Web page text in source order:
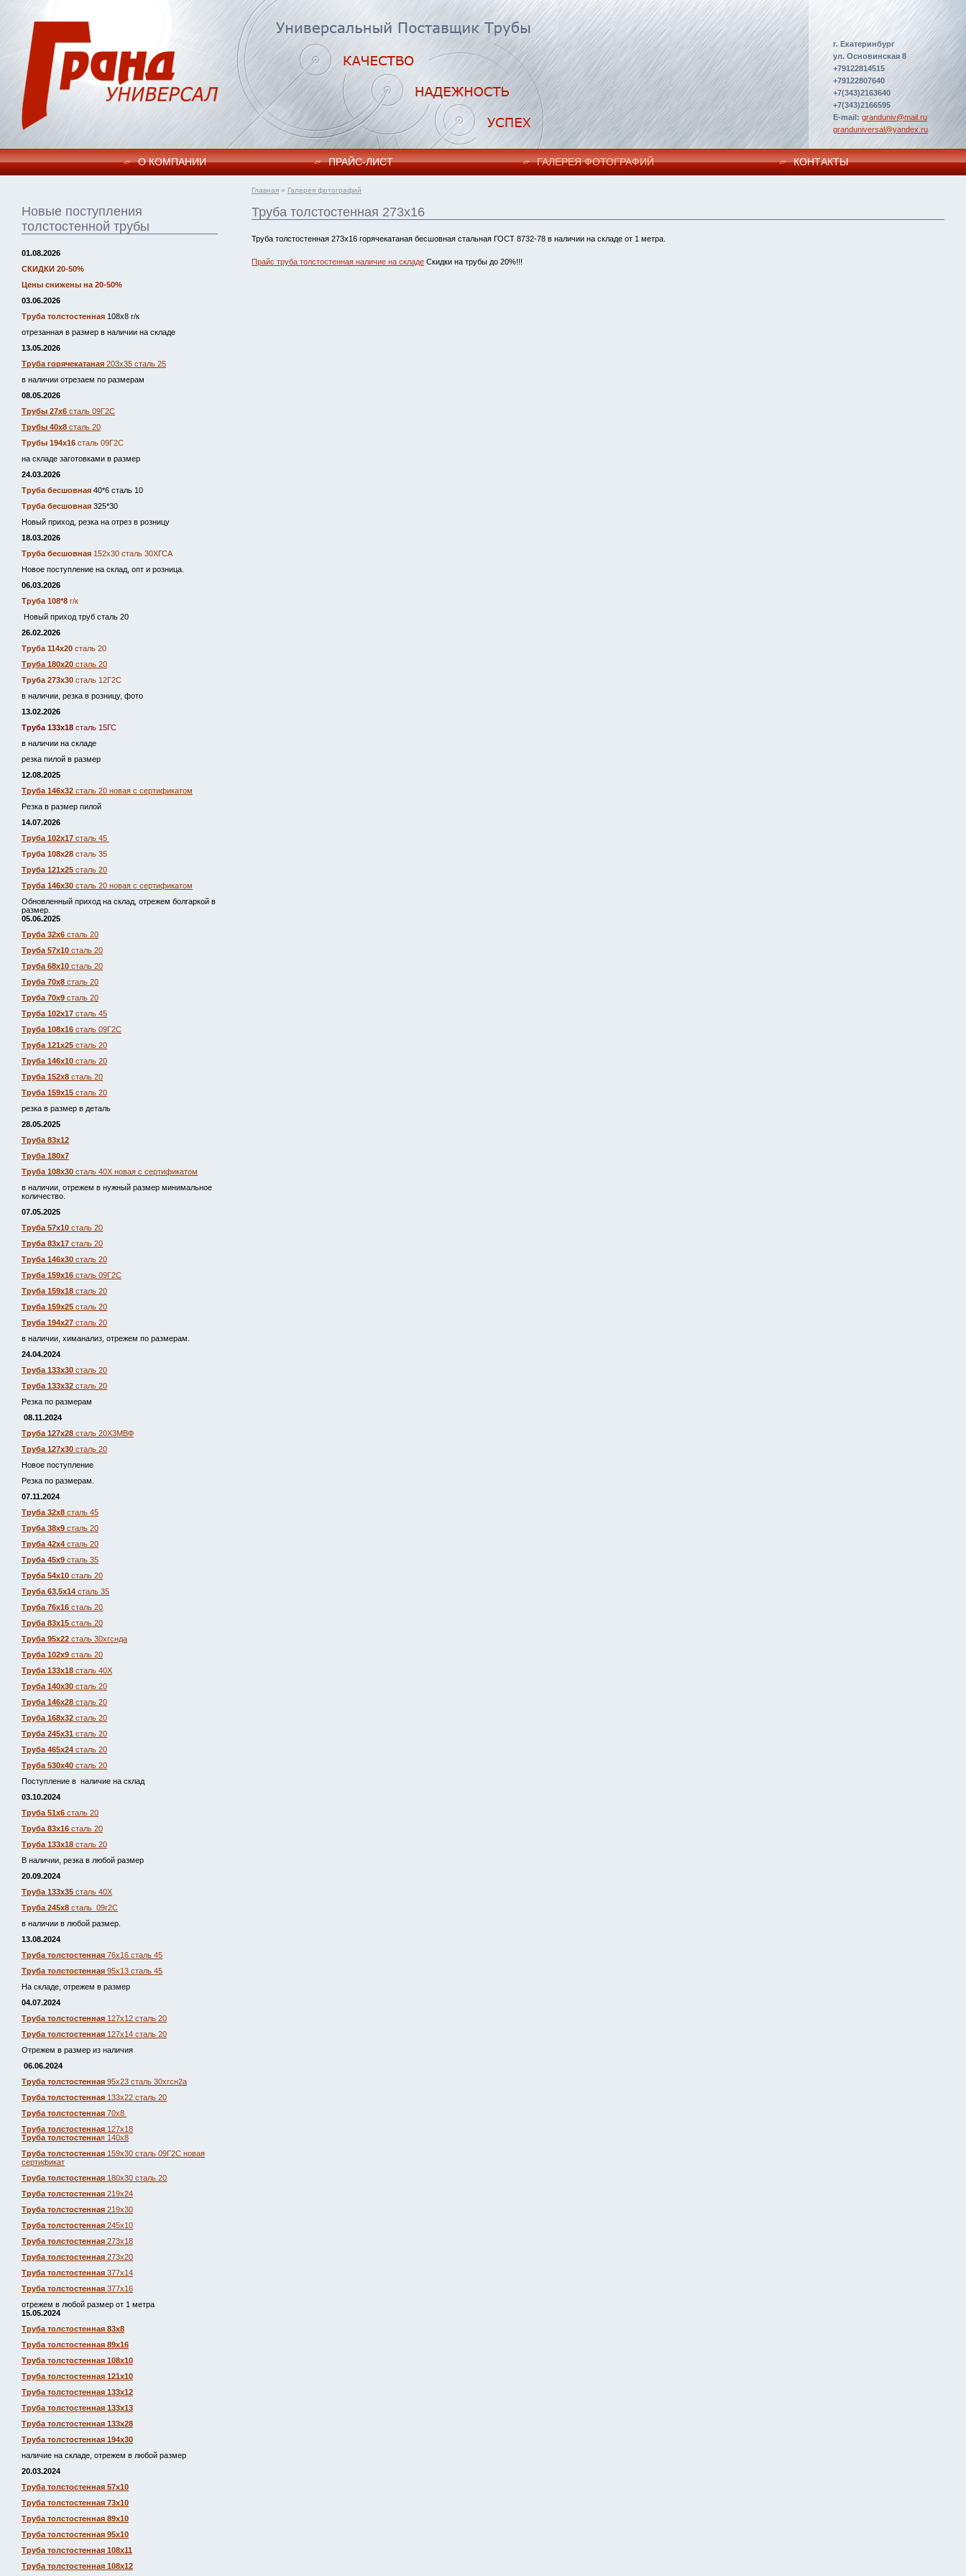
г. Екатеринбург
ул. Основинская 8
+79122814515
+79122807640
+7(343)2163640
+7(343)2166595
E-mail: granduniv@mail.ru
granduniversal@yandex.ru
О КОМПАНИИ ПРАЙC-ЛИСТ ГАЛЕРЕЯ ФОТОГРАФИЙ КОНТАКТЫ
Новые поступления
толстостенной трубы
01.08.2026
СКИДКИ 20-50%
Цены снижены на 20-50%
03.06.2026
Труба толстостенная 108х8 г/к
отрезанная в размер в наличии на складе
13.05.2026
Труба горячекатаная 203х35 сталь 25
в наличии отрезаем по размерам
08.05.2026
Трубы 27х6 сталь 09Г2С
Трубы 40х8 сталь 20
Трубы 194х16 сталь 09Г2С
на складе заготовками в размер
24.03.2026
Труба бесшовная 40*6 сталь 10
Труба бесшовная 325*30
Новый приход, резка на отрез в розницу
18.03.2026
Труба бесшовная 152х30 сталь 30ХГСА
Новое поступление на склад, опт и розница.
06.03.2026
Труба 108*8 г/к
Новый приход труб сталь 20
26.02.2026
Труба 114х20 сталь 20
Труба 180х20 сталь 20
Труба 273х30 сталь 12Г2С
в наличии, резка в розницу, фото
13.02.2026
Труба 133х18 сталь 15ГС
в наличии на складе
резка пилой в размер
12.08.2025
Труба 146х32 сталь 20 новая с сертификатом
Резка в размер пилой
14.07.2026
Труба 102х17 сталь 45
Труба 108х28 сталь 35
Труба 121х25 сталь 20
Труба 146х30 сталь 20 новая с сертификатом
Обновленный приход на склад, отрежем болгаркой в
размер.
05.06.2025
Труба 32х6 сталь 20
Труба 57х10 сталь 20
Труба 68х10 сталь 20
Труба 70х8 сталь 20
Труба 70х9 сталь 20
Труба 102х17 сталь 45
Труба 108х16 сталь 09Г2С
Труба 121х25 сталь 20
Труба 146х10 сталь 20
Труба 152х8 сталь 20
Труба 159х15 сталь 20
резка в размер в деталь
28.05.2025
Труба 83х12
Труба 180х7
Труба 108х30 сталь 40Х новая с сертификатом
в наличии, отрежем в нужный размер минимальное
количество.
07.05.2025
Труба 57х10 сталь 20
Труба 83х17 сталь 20
Труба 146х30 сталь 20
Труба 159х16 сталь 09Г2С
Труба 159х18 сталь 20
Труба 159х25 сталь 20
Труба 194х27 сталь 20
в наличии, химанализ, отрежем по размерам.
24.04.2024
Труба 133х30 сталь 20
Труба 133х32 сталь 20
Резка по размерам
08.11.2024
Труба 127х28 сталь 20Х3МВФ
Труба 127х30 сталь 20
Новое поступление
Резка по размерам.
07.11.2024
Труба 32х8 сталь 45
Труба 38х9 сталь 20
Труба 42х4 сталь 20
Труба 45х9 сталь 35
Труба 54х10 сталь 20
Труба 63,5х14 сталь 35
Труба 76х16 сталь 20
Труба 83х15 сталь 20
Труба 95х22 сталь 30хгснда
Труба 102х9 сталь 20
Труба 133х18 сталь 40Х
Труба 140х30 сталь 20
Труба 146х28 сталь 20
Труба 168х32 сталь 20
Труба 245х31 сталь 20
Труба 465х24 сталь 20
Труба 530х40 сталь 20
Поступление в наличие на склад
03.10.2024
Труба 51х6 сталь 20
Труба 83х16 сталь 20
Труба 133х18 сталь 20
В наличии, резка в любой размер
20.09.2024
Труба 133х35 сталь 40Х
Труба 245х8 сталь 09г2С
в наличии в любой размер.
13.08.2024
Труба толстостенная 76х16 сталь 45
Труба толстостенная 95х13 сталь 45
На складе, отрежем в размер
04.07.2024
Труба толстостенная 127х12 сталь 20
Труба толстостенная 127х14 сталь 20
Отрежем в размер из наличия
06.06.2024
Труба толстостенная 95х23 сталь 30хгсн2а
Труба толстостенная 133х22 сталь 20
Труба толстостенная 70х8
Труба толстостенная 127х18
Труба толстостенная 140х8
Труба толстостенная 159х30 сталь 09Г2С новая
сертификат
Труба толстостенная 180х30 сталь 20
Труба толстостенная 219х24
Труба толстостенная 219х30
Труба толстостенная 245х10
Труба толстостенная 273х18
Труба толстостенная 273х20
Труба толстостенная 377х14
Труба толстостенная 377х16
отрежем в любой размер от 1 метра
15.05.2024
Труба толстостенная 83х8
Труба толстостенная 89х16
Труба толстостенная 108х10
Труба толстостенная 121х10
Труба толстостенная 133х12
Труба толстостенная 133х13
Труба толстостенная 133х28
Труба толстостенная 194х30
наличие на складе, отрежем в любой размер
20.03.2024
Труба толстостенная 57х10
Труба толстостенная 73х10
Труба толстостенная 89х10
Труба толстостенная 95х10
Труба толстостенная 108х11
Труба толстостенная 108х12
Главная » Галерея фотографий
Труба толстостенная 273х16
Труба толстостенная 273х16 горячекатаная бесшовная стальная ГОСТ 8732-78 в наличии на складе от 1 метра.
Прайс труба толстостенная наличие на складе Скидки на трубы до 20%!!!